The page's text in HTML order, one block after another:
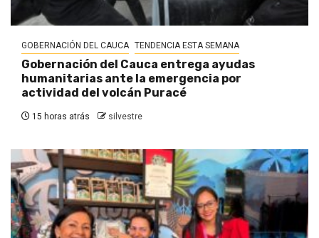
GOBERNACIÓN DEL CAUCA TENDENCIA ESTA SEMANA
Gobernación del Cauca entrega ayudas
humanitarias ante la emergencia por
actividad del volcán Puracé
15 horas atrás silvestre